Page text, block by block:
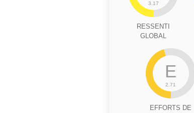
3.17
RESSENTI
GLOBAL
E
2.71
EFFORTS DE